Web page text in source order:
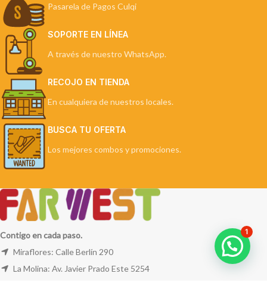
Pasarela de Pagos Culqi
SOPORTE EN LÍNEA
A través de nuestro WhatsApp.
RECOJO EN TIENDA
En cualquiera de nuestros locales.
BUSCA TU OFERTA
Los mejores combos y promociones.
Contigo en cada paso.
Miraflores: Calle Berlín 290
La Molina: Av. Javier Prado Este 5254
1